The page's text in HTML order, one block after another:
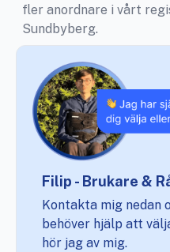
fler anordnare i vårt
Sundbyberg.
Filip - Brukare &
Kontakta mig nedan
behöver hjälp att
hör jag av mig.